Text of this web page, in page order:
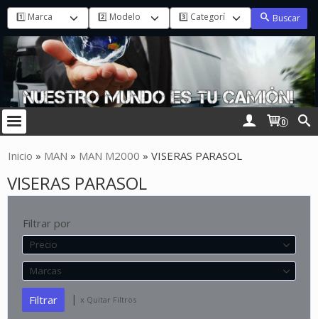
Buscar
0
Inicio » MAN » MAN M2000 » VISERAS PARASOL
VISERAS PARASOL
Filtrar por
Precio
Marcas
| x Quitar Filtros